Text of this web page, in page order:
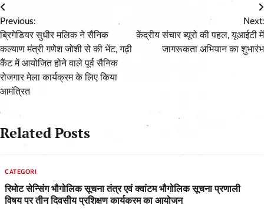
Post
navigation
Previous:
ब्रिगेडियर सुधीर मलिक ने सैनिक
कल्याण मंत्री गणेश जोशी से की भेंट, गढ़ी
कैंट में आयोजित होने वाले पूर्व सैनिक
रोजगार मेला कार्यक्रम के लिए किया
आमंत्रित
Next:
केंद्रीय संचार ब्यूरो की पहल, यूआईटी में
जागरूकता अभियान का शुभारंभ
Related Posts
CATEGORI
रिमोट सेन्सिंग भौगोलिक सूचना तंत्र एवं क्वांटम भौगोलिक सूचना प्रणाली
विषय पर तीन दिवसीय प्रशिक्षण कार्यकरम का आयोजन